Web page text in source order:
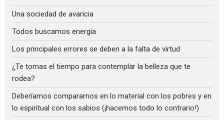
Una sociedad de avaricia
Todos buscamos energía
Los principales errores se deben a la falta de virtud
¿Te tomas el tiempo para contemplar la belleza que te
rodea?
Deberíamos compararnos en lo material con los pobres y en
lo espiritual con los sabios (¡hacemos todo lo contrario!)